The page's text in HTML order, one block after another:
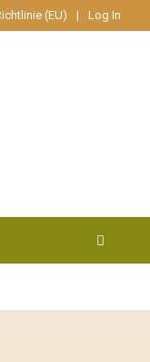
(EU) Log In